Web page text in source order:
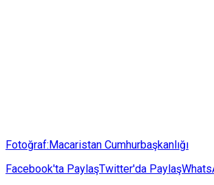
Fotoğraf:Macaristan Cumhurbaşkanlığı
Facebook'ta PaylaşTwitter'da Paylaş